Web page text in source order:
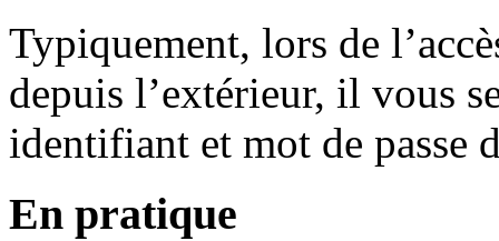
Typiquement, lors de
depuis l’extérieur, il vous
identifiant et mot de passe
En pratique